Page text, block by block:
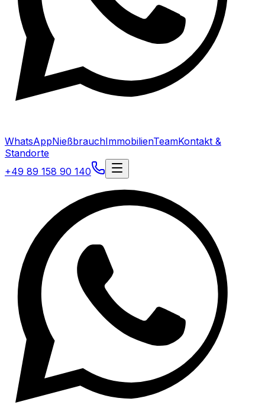
WhatsAppNießbrauchImmobilienTeamKontakt &
Standorte
+49 89 158 90 140